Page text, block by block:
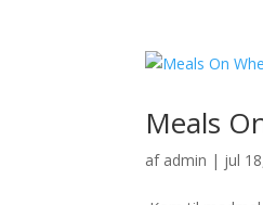
Meals
af admin | jul